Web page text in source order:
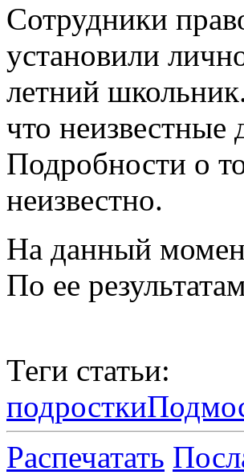
Сотрудники
установили
летний
что неизвестные
Подробности о
неизвестно.
На данный
По ее
Теги статьи:
подростки
Распечатать